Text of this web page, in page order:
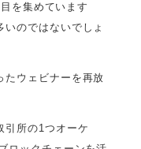
を集めています
のではないでしょ
たウェビナーを再放
引所の1つオーケ